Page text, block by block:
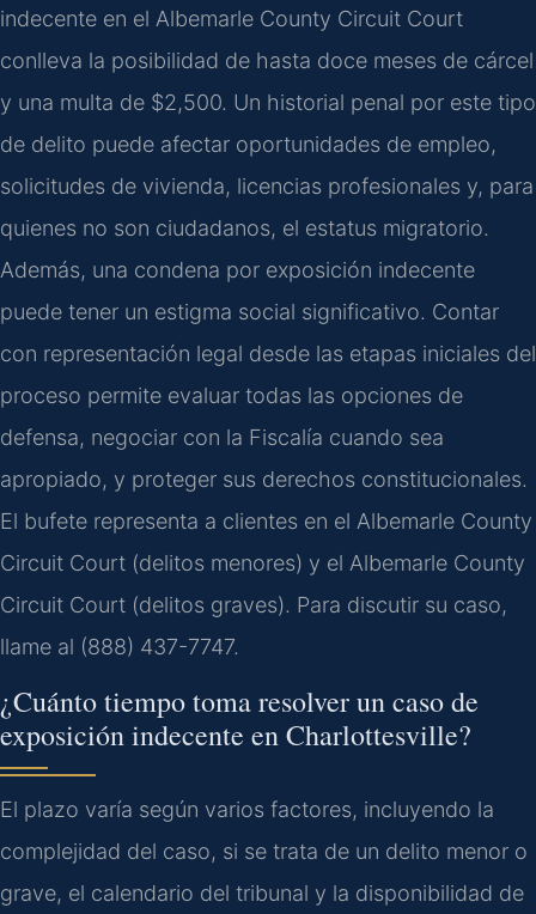
indecente en el Albemarle County Circuit Court
conlleva la posibilidad de hasta doce meses de cárcel
y una multa de $2,500. Un historial penal por este tipo
de delito puede afectar oportunidades de empleo,
solicitudes de vivienda, licencias profesionales y, para
quienes no son ciudadanos, el estatus migratorio.
Además, una condena por exposición indecente
puede tener un estigma social significativo. Contar
con representación legal desde las etapas iniciales del
proceso permite evaluar todas las opciones de
defensa, negociar con la Fiscalía cuando sea
apropiado, y proteger sus derechos constitucionales.
El bufete representa a clientes en el Albemarle County
Circuit Court (delitos menores) y el Albemarle County
Circuit Court (delitos graves). Para discutir su caso,
llame al (888) 437-7747.
¿Cuánto tiempo toma resolver un caso de
exposición indecente en Charlottesville?
El plazo varía según varios factores, incluyendo la
complejidad del caso, si se trata de un delito menor o
grave, el calendario del tribunal y la disponibilidad de